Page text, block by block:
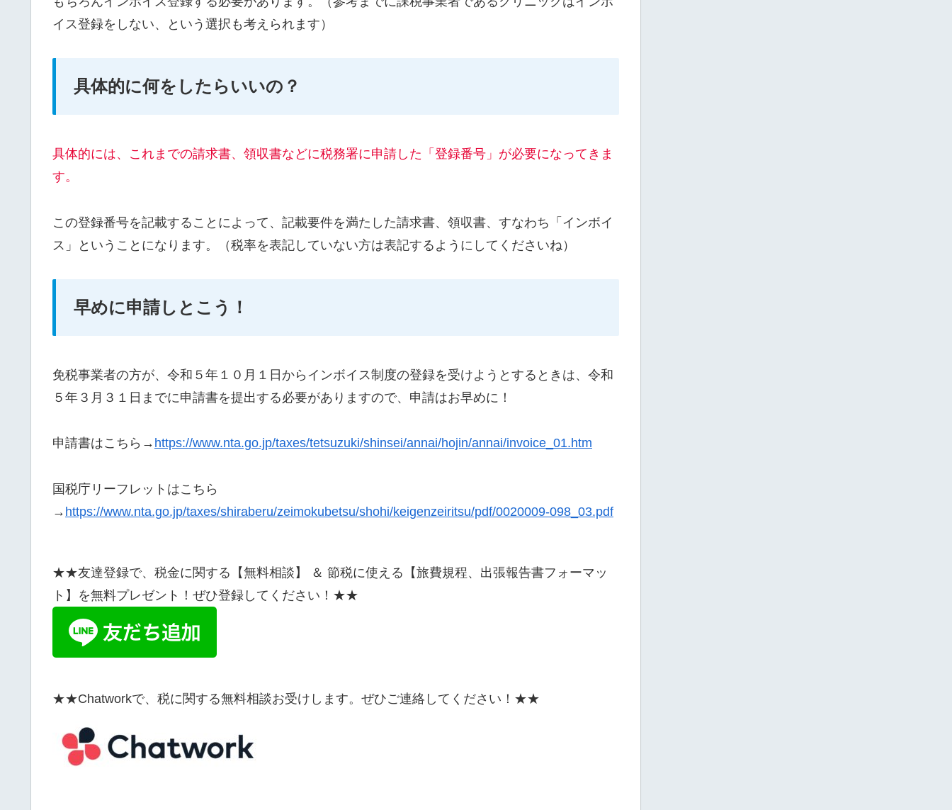
イス登録をしない、という選択も考えられます）
具体的に何をしたらいいの？
具体的には、これまでの請求書、領収書などに税務署に申請した「登録番号」が必要になってきま
す。
この登録番号を記載することによって、記載要件を満たした請求書、領収書、すなわち「インボイ
ス」ということになります。（税率を表記していない方は表記するようにしてくださいね）
早めに申請しとこう！
免税事業者の方が、令和５年１０月１日からインボイス制度の登録を受けようとするときは、令和
５年３月３１日までに申請書を提出する必要がありますので、申請はお早めに！
申請書はこちら→ https://www.nta.go.jp/taxes/tetsuzuki/shinsei/annai/hojin/annai/invoice_01.htm
国税庁リーフレットはこちら
→ https://www.nta.go.jp/taxes/shiraberu/zeimokubetsu/shohi/keigenzeiritsu/pdf/0020009-098_03.pdf
★★友達登録で、税金に関する【無料相談】 ＆ 節税に使える【旅費規程、出張報告書フォーマッ
ト】を無料プレゼント！ぜひ登録してください！★★
★★Chatworkで、税に関する無料相談お受けします。ぜひご連絡してください！★★